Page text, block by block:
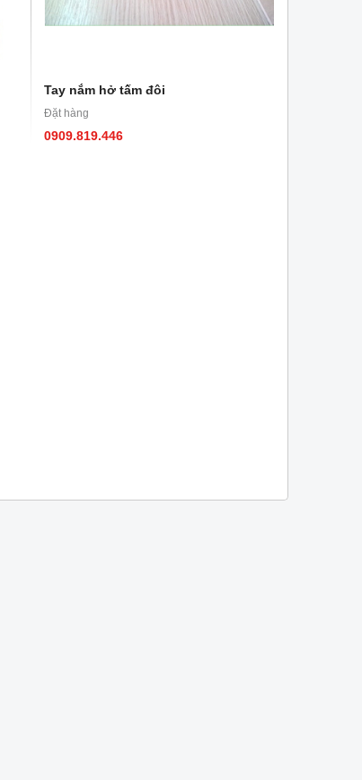
Tay nắm hở tấm đôi
Đặt hàng
0909.819.446